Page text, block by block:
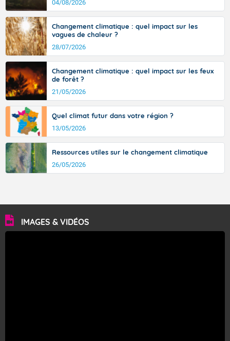
04/08/2026
Changement climatique : quel impact sur les
vagues de chaleur ?
28/07/2026
Changement climatique : quel impact sur les feux
de forêt ?
21/05/2026
Quel climat futur dans votre région ?
13/05/2026
Ressources utiles sur le changement climatique
26/05/2026
IMAGES & VIDÉOS